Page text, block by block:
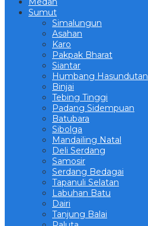
Sumut
Simalungun
Asahan
Karo
Pakpak Bharat
Siantar
Humbang Hasundutan
Binjai
Tebing Tinggi
Padang Sidempuan
Batubara
Sibolga
Mandailing Natal
Deli Serdang
Samosir
Serdang Bedagai
Tapanuli Selatan
Labuhan Batu
Dairi
Tanjung Balai